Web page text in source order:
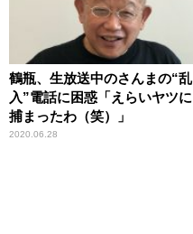
鶴瓶、生放送中のさんまの“乱
入”電話に困惑「えらいヤツに
捕まったわ（笑）」
2020.06.28